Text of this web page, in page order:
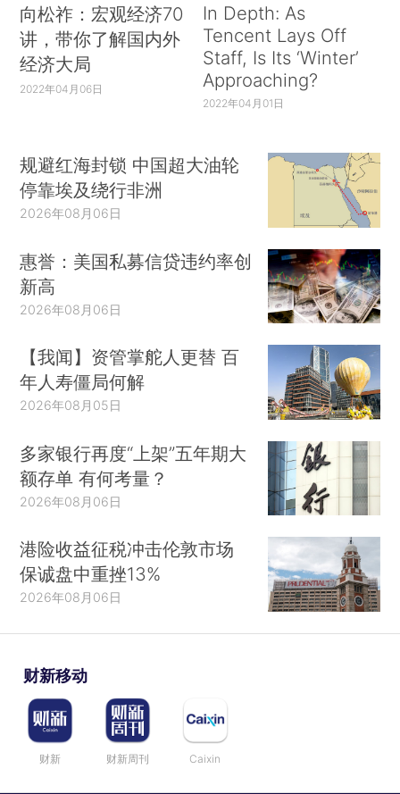
向松祚：宏观经济70
讲，带你了解国内外
经济大局
2022年04月06日
In Depth: As
Tencent Lays Off
Staff, Is Its ‘Winter’
Approaching?
2022年04月01日
规避红海封锁 中国超大油轮
停靠埃及绕行非洲
2026年08月06日
惠誉：美国私募信贷违约率创
新高
2026年08月06日
【我闻】资管掌舵人更替 百
年人寿僵局何解
2026年08月05日
多家银行再度“上架”五年期大
额存单 有何考量？
2026年08月06日
港险收益征税冲击伦敦市场
保诚盘中重挫13%
2026年08月06日
财新移动
财新 财新周刊 Caixin